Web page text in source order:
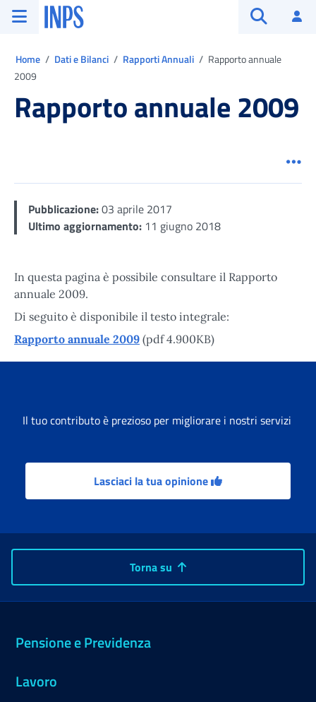
Vai al menu principale
Vai al contenuto principale
Vai al pie' di pagina
INPS ()
Home Dati e Bilanci Rapporti Annuali
Rapporto annuale
2009
Rapporto annuale 2009
Pubblicazione:03 aprile 2017
Ultimo aggiornamento: 11 giugno 2018
In questa pagina è possibile consultare il Rapporto
annuale 2009.
Di seguito è disponibile il testo integrale:
Rapporto annuale 2009 (pdf 4.900KB)
Il tuo contributo è prezioso per migliorare i nostri servizi
Lasciaci la tua opinione
Torna su
Pensione e Previdenza
Lavoro